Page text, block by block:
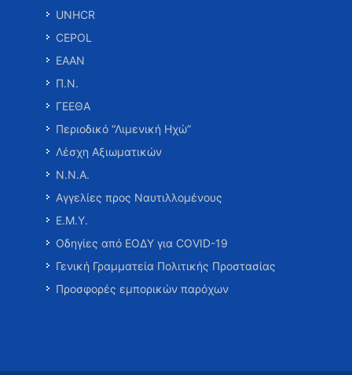
UNHCR
CEPOL
ΕΑΑΝ
Π.Ν.
ΓΕΕΘΑ
Περιοδικό “Λιμενική Ηχώ”
Λέσχη Αξιωματικών
Ν.Ν.Α.
Αγγελίες προς Ναυτιλλομένους
Ε.Μ.Υ.
Οδηγίες από ΕΟΔΥ για COVID-19
Γενική Γραμματεία Πολιτικής Προστασίας
Προσφορές εμπορικών παρόχων